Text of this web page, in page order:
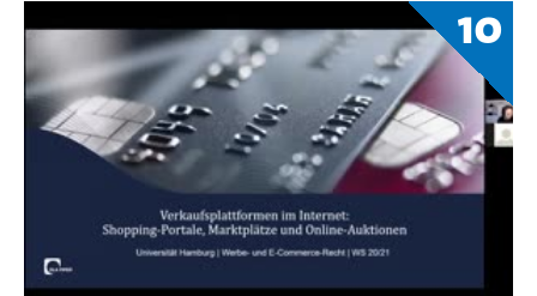
10